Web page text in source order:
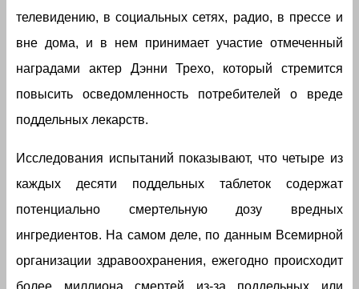
телевидению, в социальных сетях, радио, в прессе и
вне дома, и в нем принимает участие отмеченный
наградами актер Дэнни Трехо, который стремится
повысить осведомленность потребителей о вреде
поддельных лекарств.
Исследования испытаний показывают, что четыре из
каждых десяти поддельных таблеток содержат
потенциально смертельную дозу вредных
ингредиентов. На самом деле, по данным Всемирной
организации здравоохранения, ежегодно происходит